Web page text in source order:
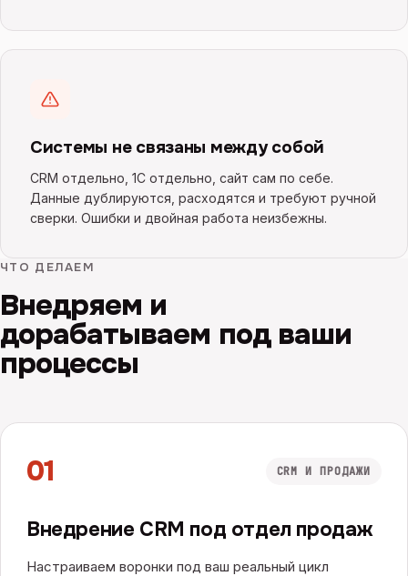
Системы не связаны между собой
CRM отдельно, 1С отдельно, сайт сам по себе.
Данные дублируются, расходятся и требуют ручной
сверки. Ошибки и двойная работа неизбежны.
ЧТО ДЕЛАЕМ
Внедряем и
дорабатываем под ваши
процессы
01 CRM И ПРОДАЖИ
Внедрение CRM под отдел продаж
Настраиваем воронки под ваш реальный цикл